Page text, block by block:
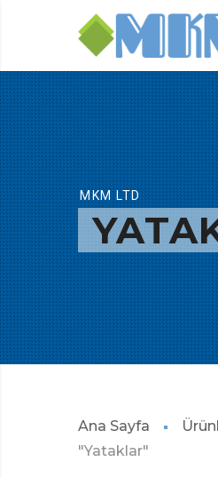
MKM LTD
Ana Sayfa
"Yataklar"